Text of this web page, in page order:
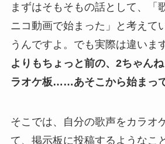
まずはそもそもの話として、「
ニコ動画で始まった」と考えて
うんですよ。でも実際は違いま
よりもちょっと前の、2ちゃん
ラオケ板……あそこから始まっ
そこでは、自分の歌声をカラオ
て、掲示板に投稿するようなこ